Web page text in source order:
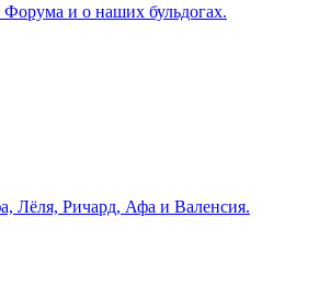
и о наших бульдогах.
Ричард, Афа и Валенсия.